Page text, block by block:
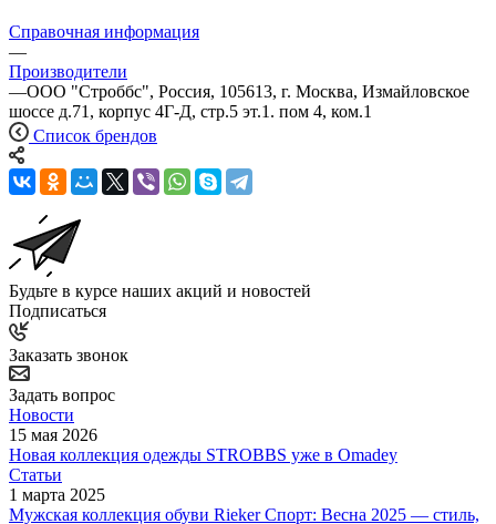
Справочная информация
—
Производители
—ООО "Строббс", Россия, 105613, г. Москва, Измайловское
шоссе д.71, корпус 4Г-Д, стр.5 эт.1. пом 4, ком.1
Список брендов
Будьте в курсе наших акций и новостей
Подписаться
Заказать звонок
Задать вопрос
Новости
15 мая 2026
Новая коллекция одежды STROBBS уже в Omadey
Статьи
1 марта 2025
Мужская коллекция обуви Rieker Спорт: Весна 2025 — стиль,